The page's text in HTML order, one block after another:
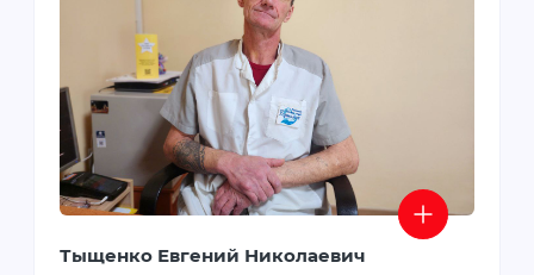
Тыщенко Евгений Николаевич